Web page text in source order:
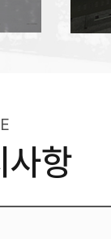
사항